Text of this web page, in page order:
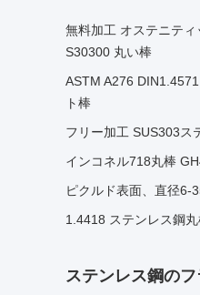
無料加工 オステニテ
S30300 丸い棒
ASTM A276
ト棒
フリー加工 SUS303ス
インコネル718丸棒
ピクルド表面、直径6-
1.4418 ステンレス鋼
ステンレス鋼の